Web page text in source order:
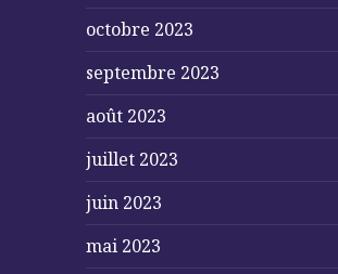
octobre 2023
septembre 2023
août 2023
juillet 2023
juin 2023
mai 2023